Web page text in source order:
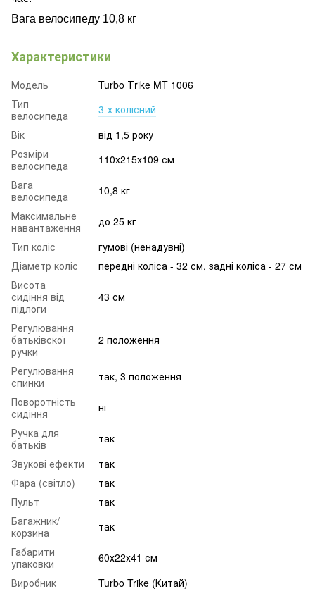
Вага велосипеду 10,8 кг
Характеристики
Модель
Turbo Тrike MT 1006
Тип
велосипеда
3-х колісний
Вік
від 1,5 року
Розміри
велосипеда
110х215х109 см
Вага
велосипеда
10,8 кг
Максимальне
навантаження
до 25 кг
Тип коліс
гумові (ненадувні)
Діаметр коліс
передні коліса - 32 см, задні коліса - 27 см
Висота
сидіння від
підлоги
43 см
Регулювання
батьківскої
ручки
2 положення
Регулювання
спинки
так, 3 положення
Поворотність
сидіння
ні
Ручка для
батьків
так
Звукові ефекти
так
Фара (світло)
так
Пульт
так
Багажник/
корзина
так
Габарити
упаковки
60х22х41 см
Виробник
Turbo Trike (Китай)